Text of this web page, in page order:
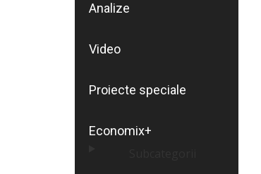
Analize
Video
Proiecte speciale
Economix+